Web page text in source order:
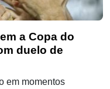
a Copa do
duelo de
em momentos